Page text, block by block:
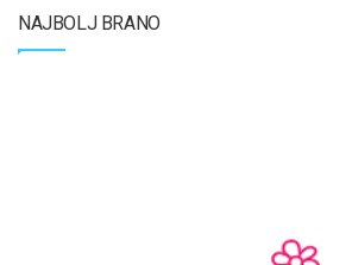
NAJBOLJ BRANO